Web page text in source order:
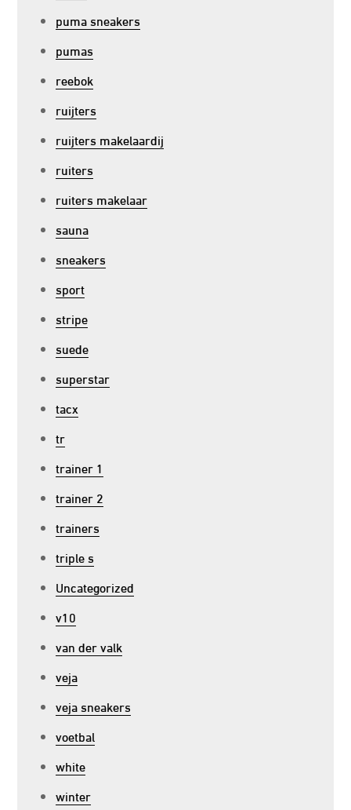
puma sneakers
pumas
reebok
ruijters
ruijters makelaardij
ruiters
ruiters makelaar
sauna
sneakers
sport
stripe
suede
superstar
tacx
tr
trainer 1
trainer 2
trainers
triple s
Uncategorized
v10
van der valk
veja
veja sneakers
voetbal
white
winter